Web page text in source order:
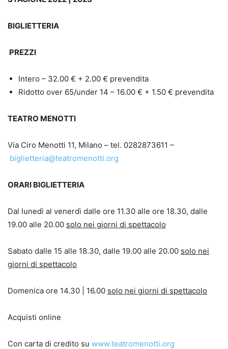
BIGLIETTERIA
PREZZI
Intero – 32.00 € + 2.00 € prevendita
Ridotto over 65/under 14 – 16.00 € + 1.50 € prevendita
TEATRO MENOTTI
Via Ciro Menotti 11, Milano – tel. 0282873611 –
biglietteria@teatromenotti.org
ORARI BIGLIETTERIA
Dal lunedì al venerdì dalle ore 11.30 alle ore 18.30, dalle
19.00 alle 20.00 solo nei giorni di spettacolo
Sabato dalle 15 alle 18.30, dalle 19.00 alle 20.00 solo nei
giorni di spettacolo
Domenica ore 14.30 | 16.00 solo nei giorni di spettacolo
Acquisti online
Con carta di credito su www.teatromenotti.org